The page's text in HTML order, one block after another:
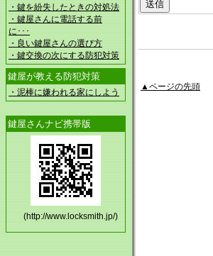
・鍵を紛失したときの対処法
・鍵屋さんに電話する前
に･･･
・良い鍵屋さんの選び方
・鍵交換の次にする防犯対策
鍵屋が教える防犯対策
・泥棒に嫌われる家にしよう
鍵屋さんナビ携帯版
(http://www.locksmith.jp/)
▲ページの先頭